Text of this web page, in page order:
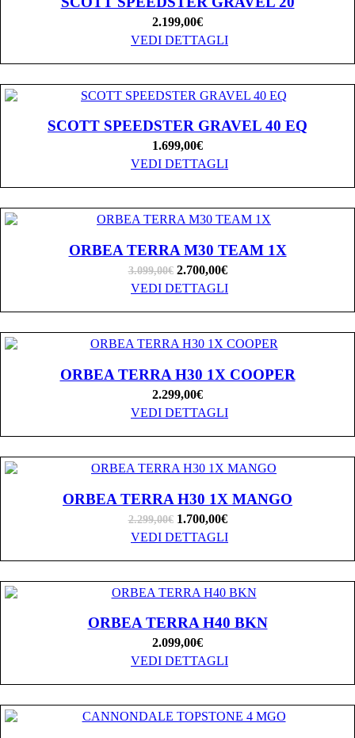
2.199,00€
VEDI DETTAGLI
SCOTT SPEEDSTER GRAVEL 40 EQ
1.699,00€
VEDI DETTAGLI
ORBEA TERRA M30 TEAM 1X
3.099,00€ 2.700,00€
VEDI DETTAGLI
ORBEA TERRA H30 1X COOPER
2.299,00€
VEDI DETTAGLI
ORBEA TERRA H30 1X MANGO
2.299,00€ 1.700,00€
VEDI DETTAGLI
ORBEA TERRA H40 BKN
2.099,00€
VEDI DETTAGLI